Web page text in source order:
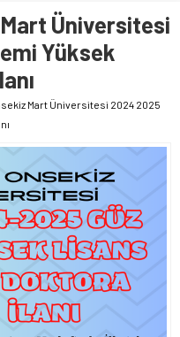
Üniversitesi
Yüksek
Mart Üniversitesi 2024 2025